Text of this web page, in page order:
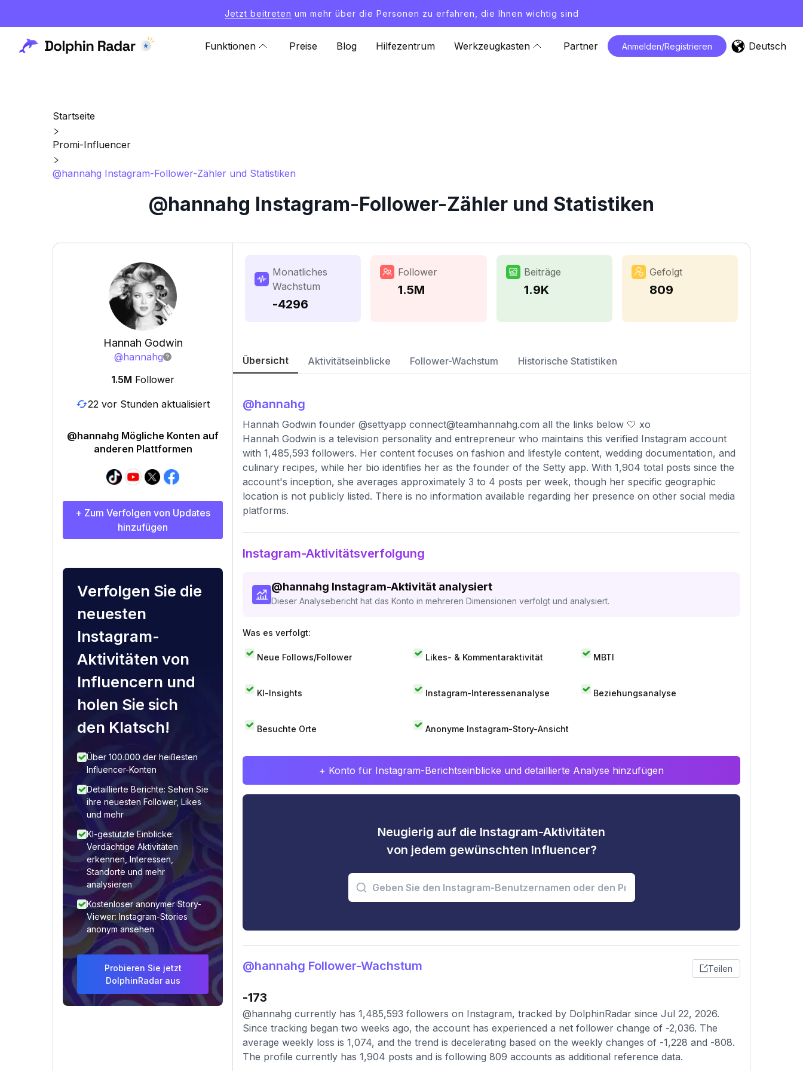
Jetzt beitreten um mehr über die Personen zu erfahren, die Ihnen wichtig sind
Funktionen Preise Blog Hilfezentrum Werkzeugkasten Partner Anmelden/Registrieren Deutsch
Startseite
Promi-Influencer
@hannahg Instagram-Follower-Zähler und Statistiken
@hannahg Instagram-Follower-Zähler und Statistiken
Hannah Godwin
@hannahg
1.5M Follower
22 vor Stunden aktualisiert
@hannahg Mögliche Konten auf
anderen Plattformen
+ Zum Verfolgen von Updates
hinzufügen
Verfolgen Sie die
neuesten
Instagram-
Aktivitäten von
Influencern und
holen Sie sich
den Klatsch!
Über 100.000 der heißesten
Influencer-Konten
Detaillierte Berichte: Sehen Sie
ihre neuesten Follower, Likes
und mehr
KI-gestützte Einblicke:
Verdächtige Aktivitäten
erkennen, Interessen,
Standorte und mehr
analysieren
Kostenloser anonymer Story-
Viewer: Instagram-Stories
anonym ansehen
Probieren Sie jetzt
DolphinRadar aus
Monatliches
Wachstum
-4296
Follower
1.5M
Beiträge
1.9K
Gefolgt
809
Übersicht Aktivitätseinblicke Follower-Wachstum Historische Statistiken
@hannahg
Hannah Godwin founder @settyapp connect@teamhannahg.com all the links below 🤍 xo
Hannah Godwin is a television personality and entrepreneur who maintains this verified Instagram account
with 1,485,593 followers. Her content focuses on fashion and lifestyle content, wedding documentation, and
culinary recipes, while her bio identifies her as the founder of the Setty app. With 1,904 total posts since the
account's inception, she averages approximately 3 to 4 posts per week, though her specific geographic
location is not publicly listed. There is no information available regarding her presence on other social media
platforms.
Instagram-Aktivitätsverfolgung
@hannahg Instagram-Aktivität analysiert
Dieser Analysebericht hat das Konto in mehreren Dimensionen verfolgt und analysiert.
Was es verfolgt:
Neue Follows/Follower Likes- & Kommentaraktivität MBTI
KI-Insights Instagram-Interessenanalyse Beziehungsanalyse
Besuchte Orte Anonyme Instagram-Story-Ansicht
+ Konto für Instagram-Berichtseinblicke und detaillierte Analyse hinzufügen
Neugierig auf die Instagram-Aktivitäten
von jedem gewünschten Influencer?
@hannahg Follower-Wachstum Teilen
-173
@hannahg currently has 1,485,593 followers on Instagram, tracked by DolphinRadar since Jul 22, 2026.
Since tracking began two weeks ago, the account has experienced a net follower change of -2,036. The
average weekly loss is 1,074, and the trend is decelerating based on the weekly changes of -1,228 and -808.
The profile currently has 1,904 posts and is following 809 accounts as additional reference data.